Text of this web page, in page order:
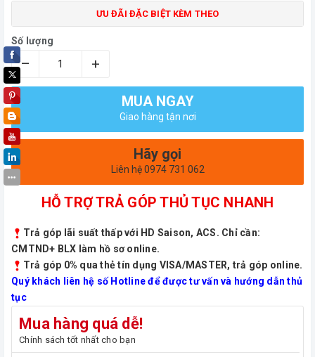
ƯU ĐÃI ĐẶC BIỆT KÈM THEO
Số lượng
– +
MUA NGAY
Giao hàng tận nơi
Hãy gọi
Liên hệ 0974 731 062
HỖ TRỢ TRẢ GÓP THỦ TỤC NHANH
Trả góp lãi suất thấp với HD Saison, ACS. Chỉ cần:
CMTND+ BLX làm hồ sơ online.
Trả góp 0% qua thẻ tín dụng VISA/MASTER, trả góp online.
Quý khách liên hệ số Hotline để được tư vấn và hướng dẫn thủ
tục
Mua hàng quá dễ!
Chính sách tốt nhất cho bạn